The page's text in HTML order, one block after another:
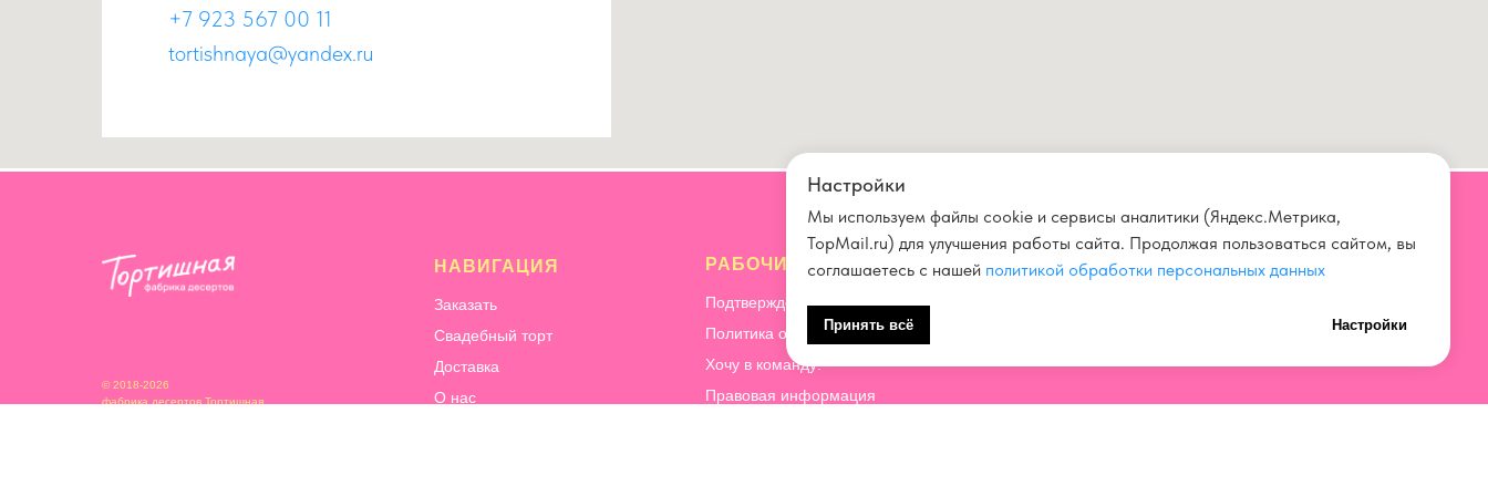
+7 923 567 00 11
tortishnaya@yandex.ru
РАБОЧИЕ ВОПРОСЫ
Подтверждение и отмена заказа
Политика обработки персональных данных
Хочу в команду!
Правовая информация
НАВИГАЦИЯ
Заказать
Свадебный торт
Доставка
О нас
© 2018-2026
фабрика десертов Тортишная
СВЯЗАТЬСЯ С НАМИ
Настройки
Мы используем файлы cookie и сервисы аналитики (Яндекс.Метрика,
TopMail.ru) для улучшения работы сайта. Продолжая пользоваться сайтом, вы
соглашаетесь с нашей политикой обработки персональных данных
Принять всё Настройки